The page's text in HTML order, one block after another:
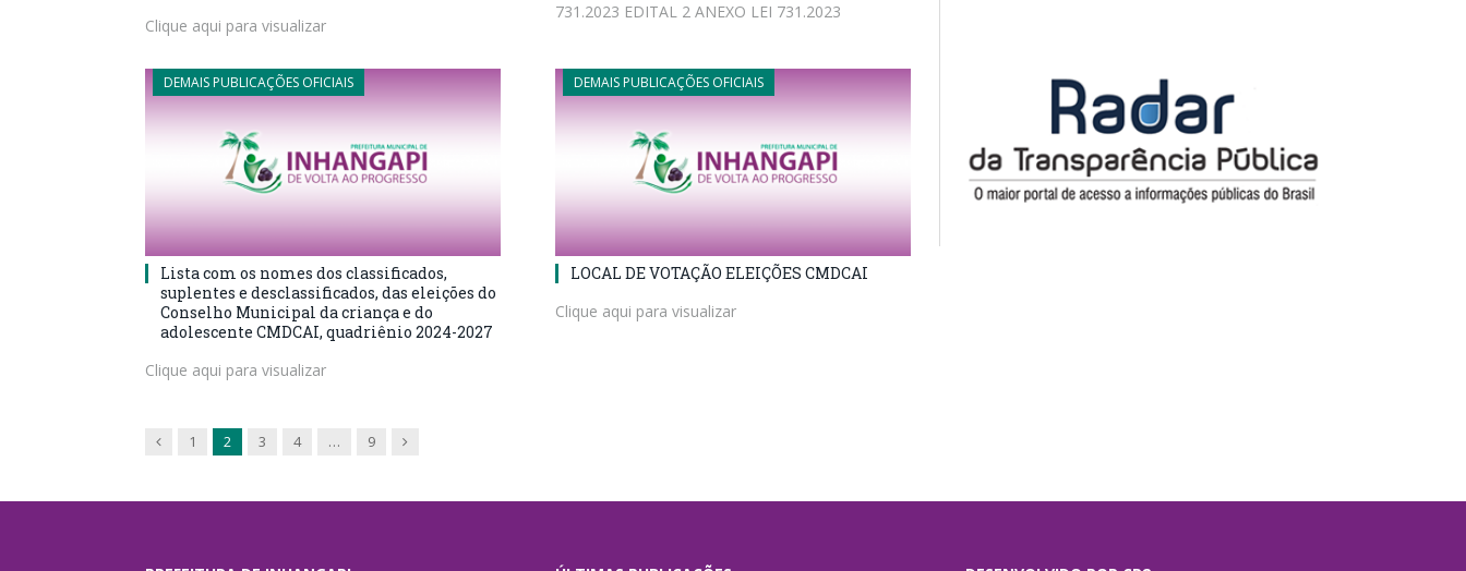
Clique aqui para visualizar
731.2023 EDITAL 2 ANEXO LEI 731.2023
DEMAIS PUBLICAÇÕES OFICIAIS
Lista com os nomes dos classificados,
suplentes e desclassificados, das eleições do
Conselho Municipal da criança e do
adolescente CMDCAI, quadriênio 2024-2027
Clique aqui para visualizar
DEMAIS PUBLICAÇÕES OFICIAIS
LOCAL DE VOTAÇÃO ELEIÇÕES CMDCAI
Clique aqui para visualizar
Previous
1 2 3 4 … 9 Next